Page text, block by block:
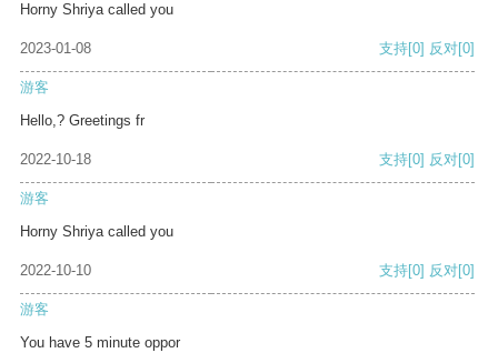
Horny Shriya called you
2023-01-08 支持[0] 反对[0]
游客
Hello,? Greetings fr
2022-10-18 支持[0] 反对[0]
游客
Horny Shriya called you
2022-10-10 支持[0] 反对[0]
游客
You have 5 minute oppor